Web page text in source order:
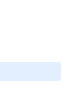
のAIアルゴリズ
計画を実現し、
自動倉庫（CF
。
源泉です。